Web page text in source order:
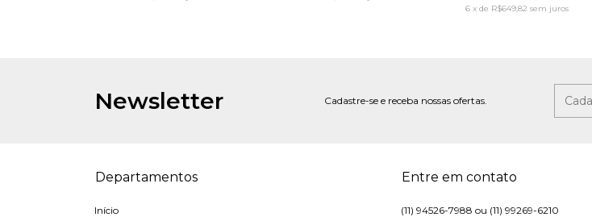
6 x de R$649,82 sem juros
Newsletter Cadastre-se e receba nossas ofertas.
Departamentos
Início
Entre em contato
(11) 94526-7988 ou (11) 99269-6210